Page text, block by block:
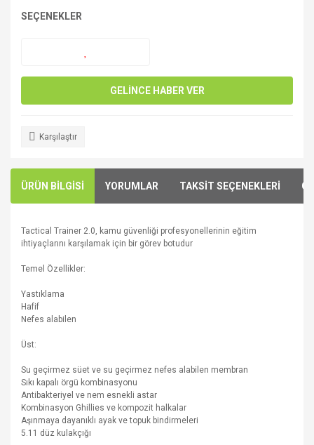
SEÇENEKLER
GELİNCE HABER VER
Karşılaştır
ÜRÜN BİLGİSİ YORUMLAR TAKSİT SEÇENEKLERİ
Tactical Trainer 2.0, kamu güvenliği profesyonellerinin eğitim
ihtiyaçlarını karşılamak için bir görev botudur
Temel Özellikler:
Yastıklama
Hafif
Nefes alabilen
Üst:
Su geçirmez süet ve su geçirmez nefes alabilen membran
Sıkı kapalı örgü kombinasyonu
Antibakteriyel ve nem esnekli astar
Kombinasyon Ghillies ve kompozit halkalar
Aşınmaya dayanıklı ayak ve topuk bindirmeleri
5.11 düz kulakçığı